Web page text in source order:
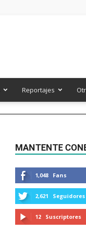
Reportajes
MANTENTE
1,048 Fans
2,621 Seguidores
12 Suscriptores